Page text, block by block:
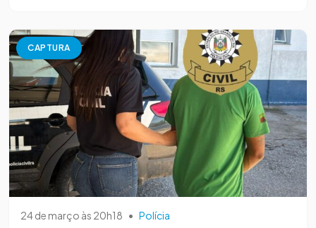
CAPTURA
24 de março às 20h18 • Polícia